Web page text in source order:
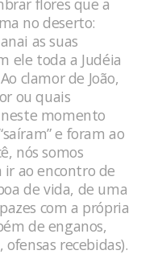
no deserto:
as suas
ele toda a Judéia
clamor de João,
ou quais
momento
e foram ao
nós somos
ir ao encontro de
de vida, de uma
com a própria
de enganos,
ofensas recebidas).